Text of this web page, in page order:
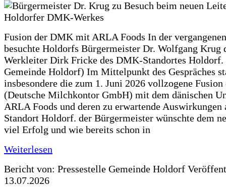
Fusion der DMK mit ARLA Foods In der
besuchte Holdorfs Bürgermeister Dr. Wolfgang Krug
Werkleiter Dirk Fricke des DMK-Standortes Holdorf.
Gemeinde Holdorf) Im Mittelpunkt des Gespräches
insbesondere die zum 1. Juni 2026 vollzogene
(Deutsche Milchkontor GmbH) mit dem dänischen
ARLA Foods und deren zu erwartende Auswirkungen
Standort Holdorf. der Bürgermeister wünschte dem
viel Erfolg und wie bereits schon in
Weiterlesen
Bericht von: Pressestelle Gemeinde Holdorf
13.07.2026